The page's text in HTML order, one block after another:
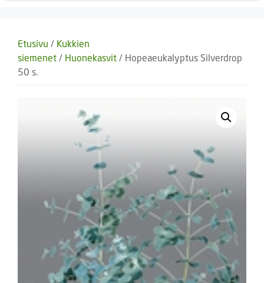
Etusivu / Kukkien
siemenet / Huonekasvit / Hopeaeukalyptus Silverdrop
50 s.